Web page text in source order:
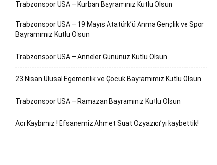
Trabzonspor USA – Kurban Bayramınız Kutlu Olsun
Trabzonspor USA – 19 Mayıs Atatürk’ü Anma Gençlik ve Spor
Bayramımız Kutlu Olsun
Trabzonspor USA – Anneler Gününüz Kutlu Olsun
23 Nisan Ulusal Egemenlik ve Çocuk Bayramımız Kutlu Olsun
Trabzonspor USA – Ramazan Bayramınız Kutlu Olsun
Acı Kaybımız ! Efsanemiz Ahmet Suat Özyazıcı’yı kaybettik!